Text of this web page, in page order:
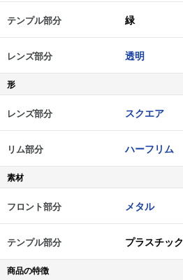
テンプル部分 緑
レンズ部分 透明
形
レンズ部分 スクエア
リム部分 ハーフリム
素材
フロント部分 メタル
テンプル部分 プラスチック
商品の特徴